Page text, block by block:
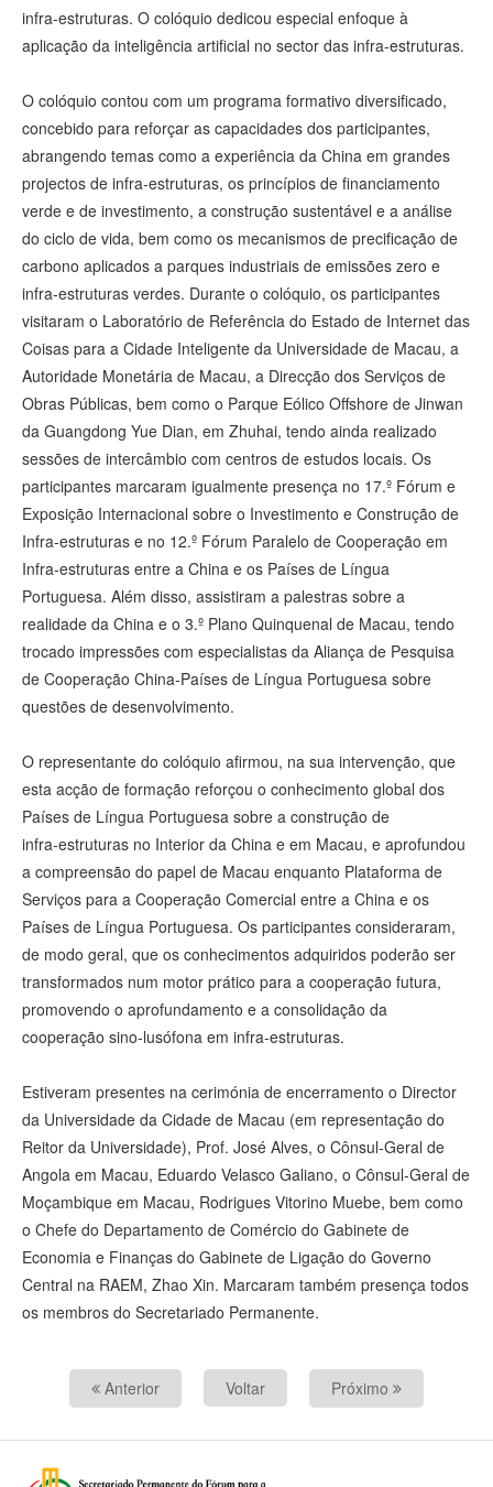
infra‑estruturas. O colóquio dedicou especial enfoque à
aplicação da inteligência artificial no sector das infra‑estruturas.
O colóquio contou com um programa formativo diversificado,
concebido para reforçar as capacidades dos participantes,
abrangendo temas como a experiência da China em grandes
projectos de infra‑estruturas, os princípios de financiamento
verde e de investimento, a construção sustentável e a análise
do ciclo de vida, bem como os mecanismos de precificação de
carbono aplicados a parques industriais de emissões zero e
infra‑estruturas verdes. Durante o colóquio, os participantes
visitaram o Laboratório de Referência do Estado de Internet das
Coisas para a Cidade Inteligente da Universidade de Macau, a
Autoridade Monetária de Macau, a Direcção dos Serviços de
Obras Públicas, bem como o Parque Eólico Offshore de Jinwan
da Guangdong Yue Dian, em Zhuhai, tendo ainda realizado
sessões de intercâmbio com centros de estudos locais. Os
participantes marcaram igualmente presença no 17.º Fórum e
Exposição Internacional sobre o Investimento e Construção de
Infra‑estruturas e no 12.º Fórum Paralelo de Cooperação em
Infra‑estruturas entre a China e os Países de Língua
Portuguesa. Além disso, assistiram a palestras sobre a
realidade da China e o 3.º Plano Quinquenal de Macau, tendo
trocado impressões com especialistas da Aliança de Pesquisa
de Cooperação China‑Países de Língua Portuguesa sobre
questões de desenvolvimento.
O representante do colóquio afirmou, na sua intervenção, que
esta acção de formação reforçou o conhecimento global dos
Países de Língua Portuguesa sobre a construção de
infra‑estruturas no Interior da China e em Macau, e aprofundou
a compreensão do papel de Macau enquanto Plataforma de
Serviços para a Cooperação Comercial entre a China e os
Países de Língua Portuguesa. Os participantes consideraram,
de modo geral, que os conhecimentos adquiridos poderão ser
transformados num motor prático para a cooperação futura,
promovendo o aprofundamento e a consolidação da
cooperação sino‑lusófona em infra‑estruturas.
Estiveram presentes na cerimónia de encerramento o Director
da Universidade da Cidade de Macau (em representação do
Reitor da Universidade), Prof. José Alves, o Cônsul‑Geral de
Angola em Macau, Eduardo Velasco Galiano, o Cônsul‑Geral de
Moçambique em Macau, Rodrigues Vitorino Muebe, bem como
o Chefe do Departamento de Comércio do Gabinete de
Economia e Finanças do Gabinete de Ligação do Governo
Central na RAEM, Zhao Xin. Marcaram também presença todos
os membros do Secretariado Permanente.
Anterior Voltar Próximo